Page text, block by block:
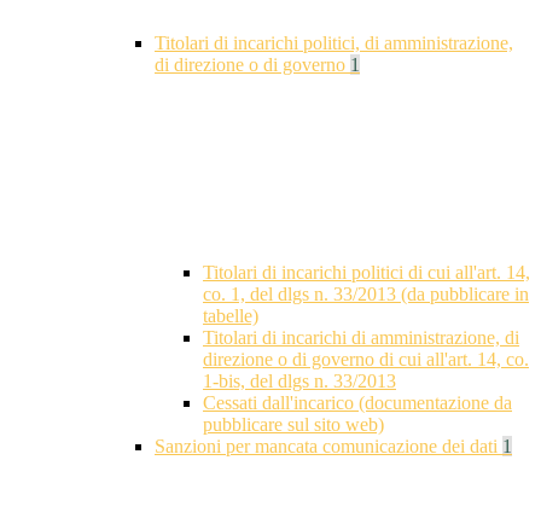
Titolari di incarichi politici, di amministrazione,
di direzione o di governo 1
Titolari di incarichi politici di cui all'art. 14,
co. 1, del dlgs n. 33/2013 (da pubblicare in
tabelle)
Titolari di incarichi di amministrazione, di
direzione o di governo di cui all'art. 14, co.
1-bis, del dlgs n. 33/2013
Cessati dall'incarico (documentazione da
pubblicare sul sito web)
Sanzioni per mancata comunicazione dei dati 1